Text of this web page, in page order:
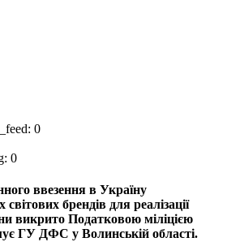
0
0
ввезення в Україну
брендів для реалізації
викрито Податковою міліцією
ГУ ДФС у Волинській області.